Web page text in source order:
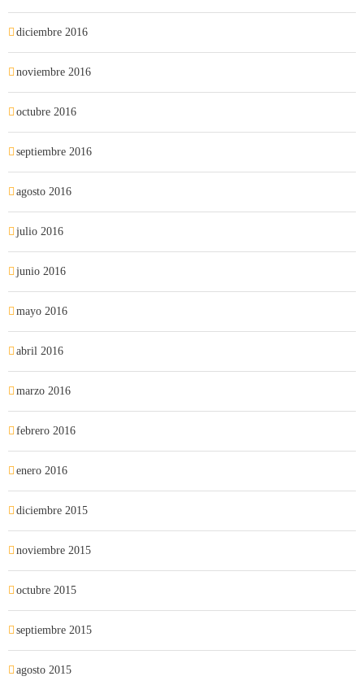
diciembre 2016
noviembre 2016
octubre 2016
septiembre 2016
agosto 2016
julio 2016
junio 2016
mayo 2016
abril 2016
marzo 2016
febrero 2016
enero 2016
diciembre 2015
noviembre 2015
octubre 2015
septiembre 2015
agosto 2015